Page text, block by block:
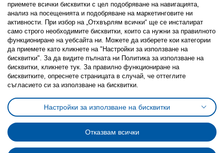
FacebookTwitterYoutubePinterestInstagram
Политика за използване на бисквитки (Cookies)
Избор на настройки за използване на бисквитки
Условия за ползване на ikea.bgОбща политика за личните данни
Политика за защита на личните данни на ikea.bg
Общи условия на програма IKEA Family
© Inter-IKEA Systems B.V. 1999 - 2025
приемете всички бисквитки с цел подобряване на навигацията,
анализ на посещенията и подобряване на маркетинговите ни
активности. При избор на „Отхвърлям всички“ ще се инсталират
само строго необходимитe бисквитки, които са нужни за правилното
функциониране на уебсайта ни. Можете да изберете кои категории
да приемете като кликнете на "Настройки за използване на
бисквитки". За да видите пълната ни Политика за използване на
бисквитки, кликнете тук. За правилно функциониране на
бисквитките, опреснете страницата в случай, че оттеглите
съгласието си за използване на бисквитки.
Настройки за използване на бисквитки
Отказвам всички